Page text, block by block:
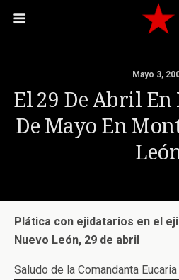
Mayo 3,
El 29 De Abril En
De Mayo En
Plática con ejidatarios en el
Nuevo León, 29 de abril
Saludo de la Comandanta Eucaria